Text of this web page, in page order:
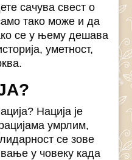
сачува свест о
тако може и да
се у њему дешава
уметност,
Нација је
умрлим,
се зове
у човеку када